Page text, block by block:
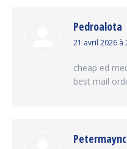
Pedroalota
dit
21 avril 2026 à
cheap ed
best mail
Petermaync